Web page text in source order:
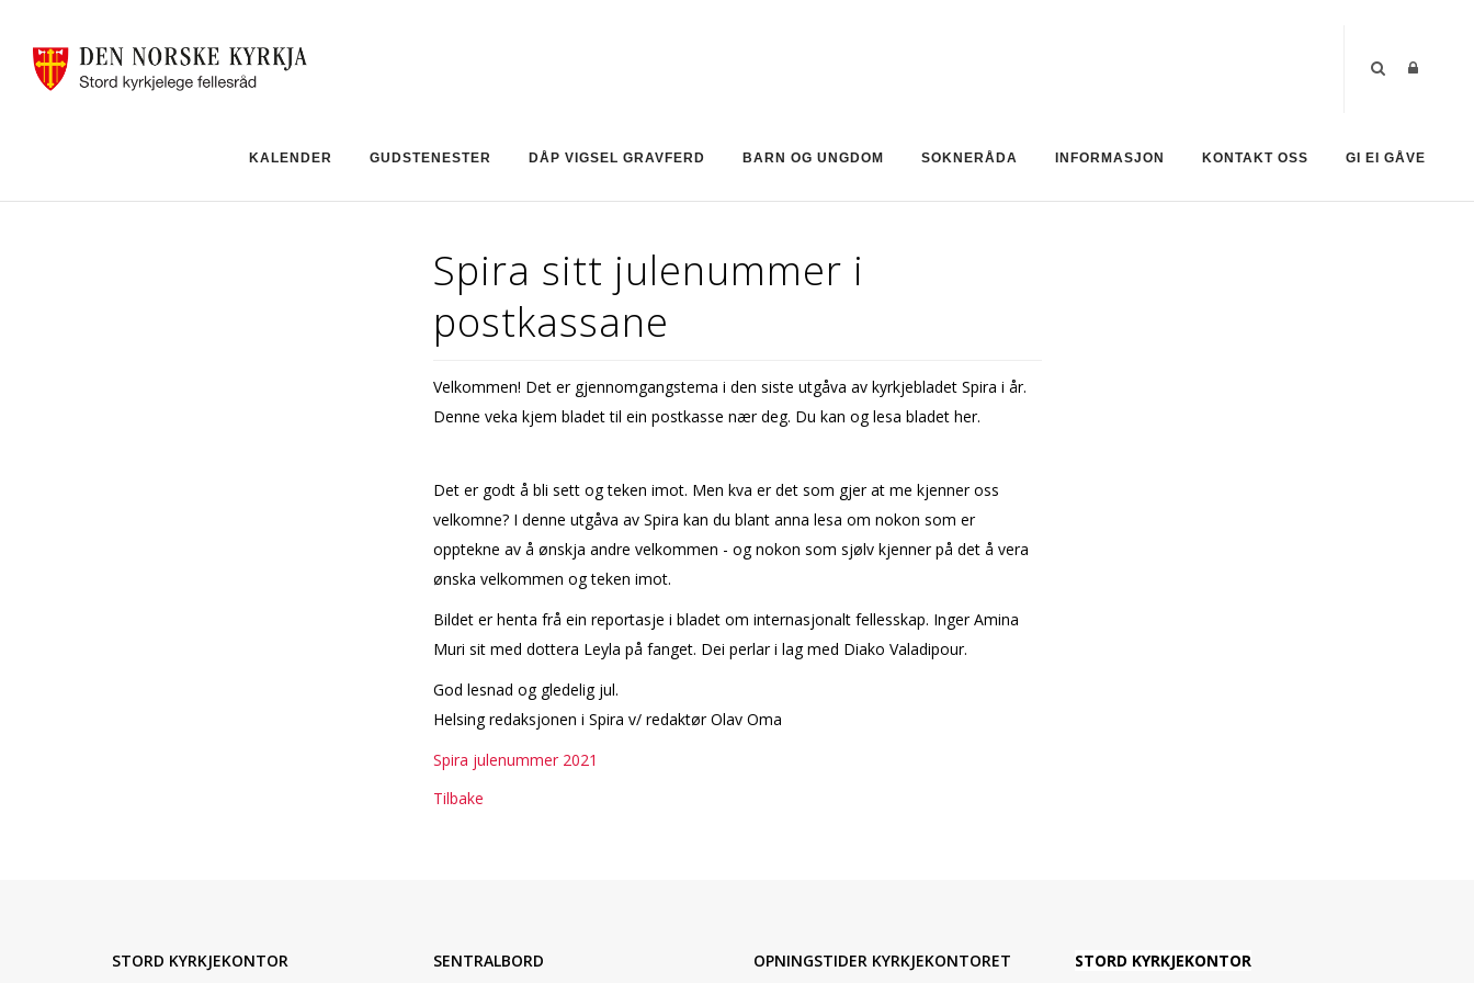
KALENDER GUDSTENESTER DÅP VIGSEL GRAVFERD BARN OG UNGDOM SOKNERÅDA INFORMASJON KONTAKT OSS GI EI GÅVE
Spira sitt julenummer i
postkassane
Velkommen! Det er gjennomgangstema i den siste utgåva av kyrkjebladet Spira i år.
Denne veka kjem bladet til ein postkasse nær deg. Du kan og lesa bladet her.
Det er godt å bli sett og teken imot. Men kva er det som gjer at me kjenner oss
velkomne? I denne utgåva av Spira kan du blant anna lesa om nokon som er
opptekne av å ønskja andre velkommen - og nokon som sjølv kjenner på det å vera
ønska velkommen og teken imot.
Bildet er henta frå ein reportasje i bladet om internasjonalt fellesskap. Inger Amina
Muri sit med dottera Leyla på fanget. Dei perlar i lag med Diako Valadipour.
God lesnad og gledelig jul.
Helsing redaksjonen i Spira v/ redaktør Olav Oma
Spira julenummer 2021
Tilbake
STORD KYRKJEKONTOR
SENTRALBORD
OPNINGSTIDER KYRKJEKONTORET
STORD KYRKJEKONTOR